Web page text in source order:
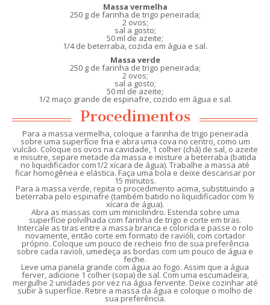
Massa vermelha
250 g de farinha de trigo peneirada;
2 ovos;
sal a gosto;
50 ml de azeite;
1/4 de beterraba, cozida em água e sal.
Massa verde
250 g de farinha de trigo peneirada;
2 ovos;
sal a gosto;
50 ml de azeite;
1/2 maço grande de espinafre, cozido em água e sal.
Procedimentos
Para a massa vermelha, coloque a farinha de trigo peneirada
sobre uma superfície fria e abra uma cova no centro, como um
vulcão. Coloque os ovos na cavidade, 1 colher (chá) de sal, o azeite
e misutre, separe metade da massa e misture a beterraba (batida
no liquidificador com1/2 xícara de água). Trabalhe a massa até
ficar homogênea e elástica. Faça uma bola e deixe descansar por
15 minutos.
Para a massa verde, repita o procedimento acima, substituindo a
beterraba pelo espinafre (também batido no liquidificador com ½
xícara de água).
Abra as massas com um minicilindro. Estenda sobre uma
superfície polvilhada com farinha de trigo e corte em tiras.
Intercale as tiras entre a massa branca e colorida e passe o rolo
novamente, então corte em formato de ravióli, com cortador
próprio. Coloque um pouco de recheio frio de sua preferência
sobre cada ravioli, umedeça as bordas com um pouco de água e
feche.
Leve uma panela grande com água ao fogo. Assim que a água
ferver, adicione 1 colher (sopa) de sal. Com uma escumadeira,
mergulhe 2 unidades por vez na água fervente. Deixe cozinhar até
subir à superfície. Retire a massa da água e coloque o molho de
sua preferência.